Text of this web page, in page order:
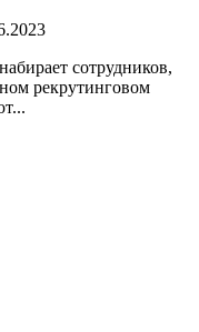
сотрудников,
рекрутинговом